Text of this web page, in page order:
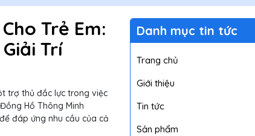
Trẻ Em:
Trí
trợ thủ đắc lực trong việc
Hồ Thông Minh
đáp ứng nhu cầu của cả
Danh mục tin tức
Trang chủ
Giới thiệu
Tin tức
Sản phẩm